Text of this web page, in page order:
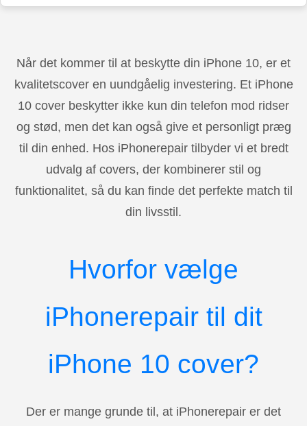
Når det kommer til at beskytte din iPhone 10, er et
kvalitetscover en uundgåelig investering. Et iPhone
10 cover beskytter ikke kun din telefon mod ridser
og stød, men det kan også give et personligt præg
til din enhed. Hos iPhonerepair tilbyder vi et bredt
udvalg af covers, der kombinerer stil og
funktionalitet, så du kan finde det perfekte match til
din livsstil.
Hvorfor vælge
iPhonerepair til dit
iPhone 10 cover?
Der er mange grunde til, at iPhonerepair er det